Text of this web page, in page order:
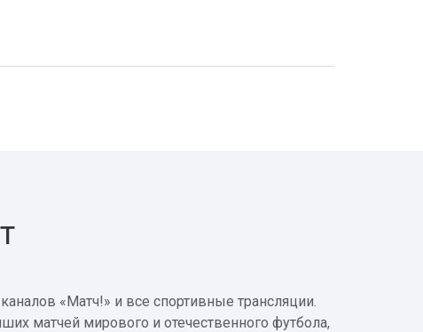
«Матч!» и все спортивные трансляции.
матчей мирового и отечественного футбола,